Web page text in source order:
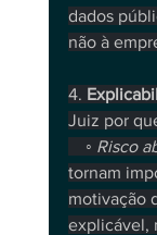
dados
não à
4.
Juiz por
◦ Risco
tornam
motivação
explicável,